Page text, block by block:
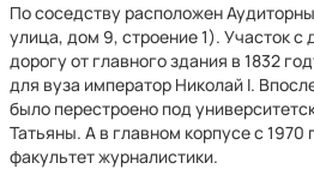
По соседству расположен
улица, дом 9, строение 1). Участок
дорогу от главного здания в 1832
для вуза император Николай I.
было перестроено под
Татьяны. А в главном корпусе с 1970
факультет журналистики.